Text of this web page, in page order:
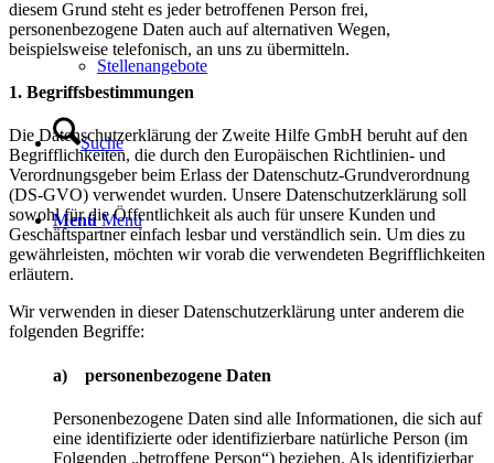
Stellenangebote
Suche
Menü Menü
diesem Grund steht es jeder betroffenen Person frei,
personenbezogene Daten auch auf alternativen Wegen,
beispielsweise telefonisch, an uns zu übermitteln.
1. Begriffsbestimmungen
Die Datenschutzerklärung der Zweite Hilfe GmbH beruht auf den
Begrifflichkeiten, die durch den Europäischen Richtlinien- und
Verordnungsgeber beim Erlass der Datenschutz-Grundverordnung
(DS-GVO) verwendet wurden. Unsere Datenschutzerklärung soll
sowohl für die Öffentlichkeit als auch für unsere Kunden und
Geschäftspartner einfach lesbar und verständlich sein. Um dies zu
gewährleisten, möchten wir vorab die verwendeten Begrifflichkeiten
erläutern.
Wir verwenden in dieser Datenschutzerklärung unter anderem die
folgenden Begriffe:
a) personenbezogene Daten
Personenbezogene Daten sind alle Informationen, die sich auf
eine identifizierte oder identifizierbare natürliche Person (im
Folgenden „betroffene Person“) beziehen. Als identifizierbar